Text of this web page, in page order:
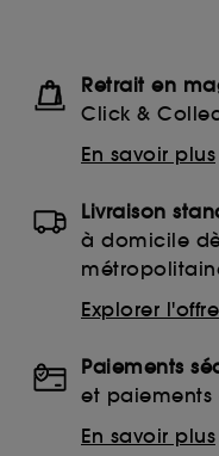
Retrait en
Click &
En savoir plus
Livraison
à domicile
Explorer l'offre
Paiements
et paiements
En savoir plus